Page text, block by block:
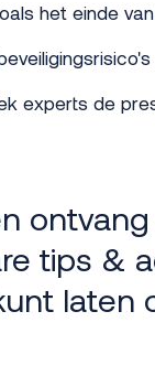
het einde
experts de
tips &
laten